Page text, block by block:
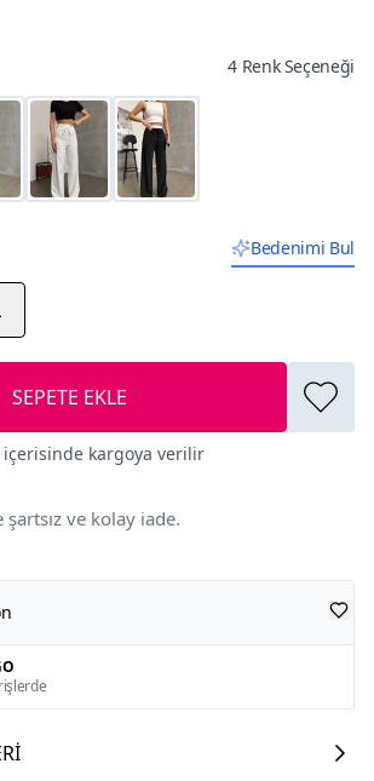
4 Renk Seçeneği
Bedenimi Bul
SEPETE EKLE
kargoya verilir
ve kolay iade.